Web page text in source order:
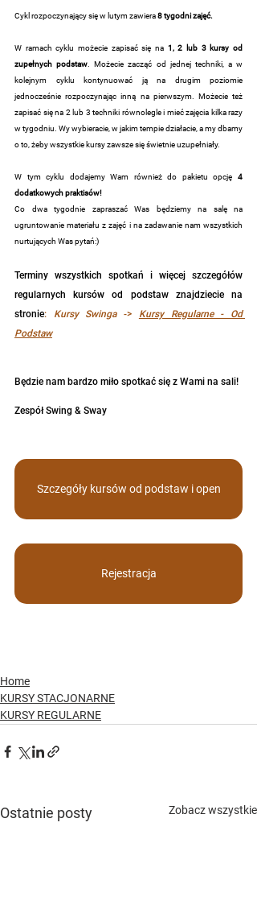
Cykl rozpoczynający się w lutym zawiera 8 tygodni zajęć.
​W ramach cyklu możecie zapisać się na 1, 2 lub 3 kursy od
zupełnych podstaw. Możecie zacząć od jednej techniki, a w
kolejnym cyklu kontynuować ją na drugim poziomie
jednocześnie rozpoczynając inną na pierwszym. Możecie też
zapisać się na 2 lub 3 techniki równolegle i mieć zajęcia kilka razy
w tygodniu. Wy wybieracie, w jakim tempie działacie, a my dbamy
o to, żeby wszystkie kursy zawsze się świetnie uzupełniały.
W tym cyklu dodajemy Wam również do pakietu opcję 4
dodatkowych praktisów!
Co dwa tygodnie zapraszać Was będziemy na salę na
ugruntowanie materiału z zajęć i na zadawanie nam wszystkich
nurtujących Was pytań:)
Terminy wszystkich spotkań i więcej szczegółów
regularnych kursów od podstaw znajdziecie na
stronie: Kursy Swinga ->
Kursy Regularne - Od
Podstaw
Będzie nam bardzo miło spotkać się z Wami na sali!
Zespół Swing & Sway
Szczegóły kursów od podstaw i open
Rejestracja
Home
KURSY STACJONARNE
KURSY REGULARNE
Ostatnie posty Zobacz wszystkie